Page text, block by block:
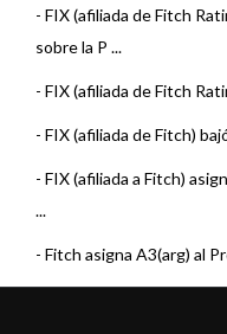
- FIX (afiliada de Fitch
sobre la P ...
- FIX (afiliada de Fitch
- FIX (afiliada de Fitch)
- FIX (afiliada a Fitch)
...
- Fitch asigna A3(arg) al
de la P ...